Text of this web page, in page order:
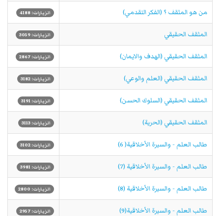
من هو المثقف ؟ (الفكر التقدمي) الزيارات: 4188
المثقف الحقيقي الزيارات: 3059
المثقف الحقيقي (الهدف والايمان) الزيارات: 2867
المثقف الحقيقي (العلم والوعي) الزيارات: 3182
المثقف الحقيقي (السلوك الحسن) الزيارات: 3191
المثقف الحقيقي (الحرية) الزيارات: 3113
طالب العلم - والسيرة الأخلاقية( 6) الزيارات: 3102
طالب العلم - والسيرة الأخلاقية (7) الزيارات: 3981
طالب العلم - والسيرة الأخلاقية (8) الزيارات: 2800
طالب العلم - والسيرة الأخلاقية(9) الزيارات: 2957